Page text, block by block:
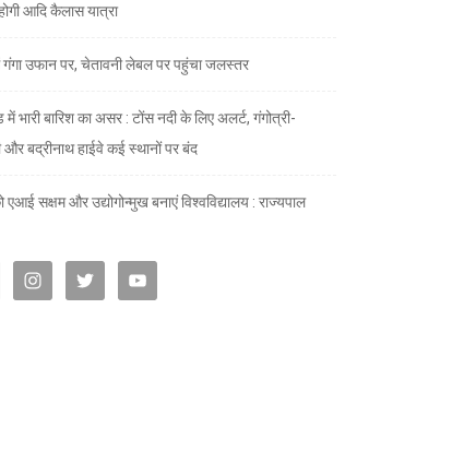
आदि कैलास यात्रा
में गंगा उफान पर, चेतावनी लेबल पर पहुंचा जलस्तर
में भारी बारिश का असर : टोंस नदी के लिए अलर्ट, गंगोत्री-
और बद्रीनाथ हाईवे कई स्थानों पर बंद
सक्षम और उद्योगोन्मुख बनाएं विश्वविद्यालय : राज्यपाल